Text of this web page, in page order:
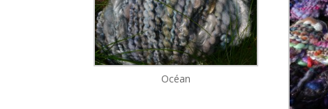
Océan